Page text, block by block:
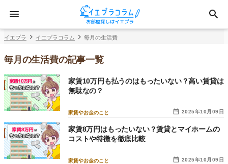
イエプラ イエプラコラム 毎月の生活費
毎月の生活費の記事一覧
2025年10月09日
家賃やお金のこと
家賃10万円も払うのはもったいない？高い賃貸は
無駄なの？
2025年10月09日
家賃やお金のこと
家賃8万円はもったいない？賃貸とマイホームの
コストや特徴を徹底比較